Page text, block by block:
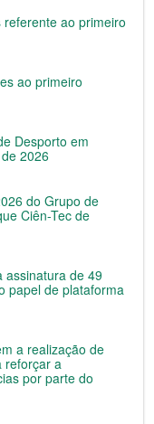
ao primeiro
ao primeiro
Desporto em
2026
do Grupo de
Ciên-Tec de
assinatura de 49
papel de plataforma
a realização de
reforçar a
por parte do